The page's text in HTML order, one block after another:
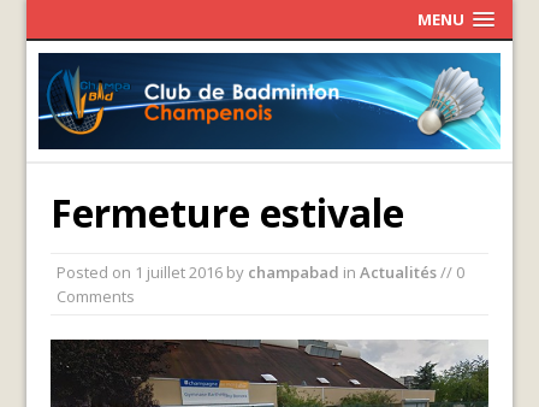
MENU
Fermeture estivale
Posted on 1 juillet 2016 by champabad inActualités// 0
Comments